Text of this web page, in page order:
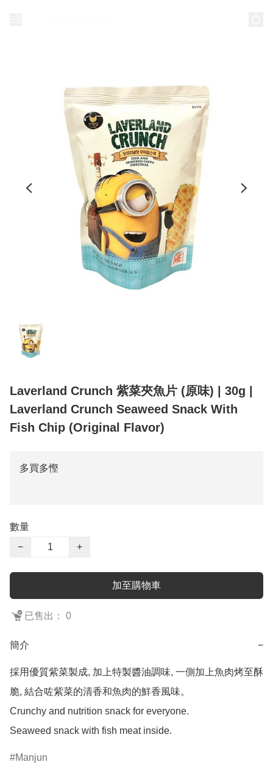
Laverland Crunch 紫菜夾魚片 (原味) | 30g |
Laverland Crunch Seaweed Snack With
Fish Chip (Original Flavor)
多買多慳
數量
−
+
加至購物車
已售出： 0
簡介 −
採用優質紫菜製成, 加上特製醬油調味, 一側加上魚肉烤至酥
脆, 結合咗紫菜的清香和魚肉的鮮香風味。
Crunchy and nutrition snack for everyone.
Seaweed snack with fish meat inside.
Manjun